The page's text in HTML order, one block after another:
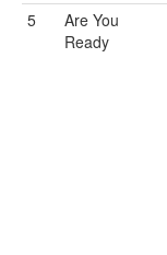
5
Are You
Ready